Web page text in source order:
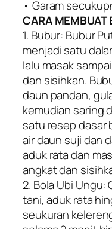
• Garam
CARA MEMBUAT
1. Bubur: Bubur
menjadi satu
lalu masak
dan sisihkan.
daun pandan,
kemudian saring
satu resep dasar
air daun suji dan
aduk rata dan
angkat dan
2. Bola Ubi
tani, aduk rata
seukuran